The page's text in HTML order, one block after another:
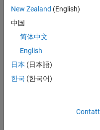
Insieme di alberi
Miglioramento
Interpretazione
regressione
New Zealand (English)
中国
简体中文
English
日本 (日本語)
한국 (한국어)